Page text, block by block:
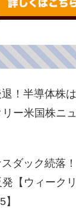
！半導体株
ー米国株ニ
ダック続落
発【ウィーク